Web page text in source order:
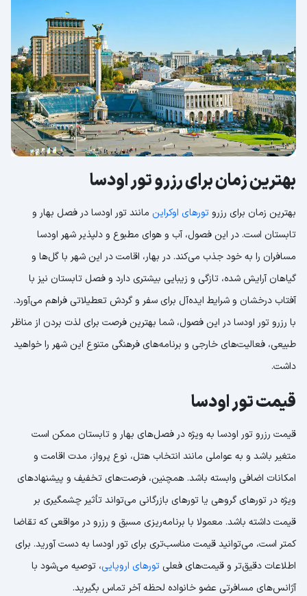
بهترین زمان برای رزرو تور اودسا
بهترین زمان برای رزروتورهای اوکراین مانند تور اودسا در فصل بهار و
تابستان است. در این فصول، آب و هوای مطبوع و دلپذیر شهر اودسا
مسافران را به خود جذب می‌کند. در بهار، اقامت در این شهر با گل‌ها و
گیاهان آرایش شده، تازگی و زیبایی بیشتری دارد و فصل تابستان نیز با
آفتاب درخشان و شرایط ایده‌آل برای سفر و گردش تعطیلاتی فراهم می‌آورد.
با رزرو تور اودسا در این فصول، شما بهترین فرصت برای لذت بردن از مناظر
طبیعی، فعالیت‌های خارجی و برنامه‌های فرهنگی متنوع این شهر را خواهید
داشت.
قیمت تور اودسا
قیمت رزرو تور اودسا به ویژه در فصل‌های بهار و تابستان ممکن است
متغیر باشد و به عواملی مانند انتخاب هتل، نوع پرواز، مدت اقامت و
امکانات اضافی وابسته باشد. همچنین، فرصت‌های تخفیف و پیشنهادهای
ویژه در تورهای گروهی یا تورهای بازرگانی می‌تواند تأثیر چشمگیری بر
قیمت داشته باشد. معمولا با برنامه‌ریزی مسبق و رزرو در مواقعی که تقاضا
کمتر است، می‌توانید قیمت مناسب‌تری برای تور اودسا به دست آورید. برای
اطلاعات دقیق‌تر و قیمت‌های فعلی تورهای اروپایی، توصیه می‌شود با
آژانس‌های مسافرتی عضو خانواده لحظه آخر تماس بگیرید.